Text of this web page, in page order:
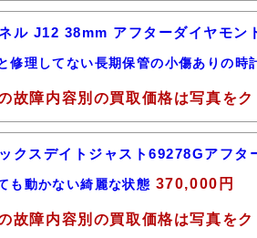
ル J12 38mm アフターダイヤモ
修理してない長期保管の小傷ありの時
故障内容別の買取価格は写真を
クスデイトジャスト69278Gアフ
も動かない綺麗な状態 370,000円
故障内容別の買取価格は写真を